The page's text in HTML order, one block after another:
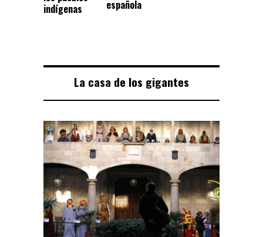
indígenas
española
La casa de los gigantes